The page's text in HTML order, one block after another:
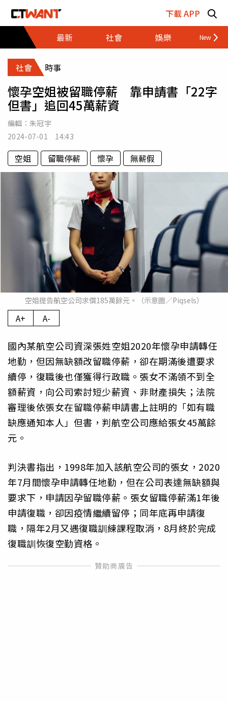
下載 APP
最新
社會 娛樂 財經
社會 時事
懷孕空姐被留職停薪 靠申請書「22字
但書」追回45萬薪資
編輯： 朱冠宇
2024-07-01 14:43
空姐 留職停薪 懷孕 無薪假
空姐提告航空公司求償185萬餘元。（示意圖／Piqsels）
A+ A-
國內某航空公司資深張姓空姐2020年懷孕申請轉任
地勤，但因無缺額改留職停薪，卻在期滿後遭要求
續停，復職後也僅獲得行政職。張女不滿領不到全
額薪資，向公司索討短少薪資、非財產損失；法院
審理後依張女在留職停薪申請書上註明的「如有職
缺應通知本人」但書，判航空公司應給張女45萬餘
元。
判決書指出，1998年加入該航空公司的張女，2020
年7月間懷孕申請轉任地勤，但在公司表達無缺額與
要求下，申請因孕留職停薪。張女留職停薪滿1年後
申請復職，卻因疫情繼續留停；同年底再申請復
職，隔年2月又遇復職訓練課程取消，8月終於完成
復職訓恢復空勤資格。